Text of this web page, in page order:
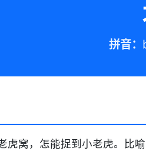
拼音：
虎窝，怎能捉到小老虎。比